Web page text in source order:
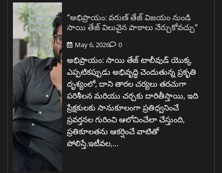
“అభిప్రాయం: వరుణ్ తేజ్ విజయం నుండి
సాయి తేజ్ విలువైన పాఠాలు నేర్చుకోవచ్చు”
May 6, 2026 0
అభిప్రాయం: సాయి తేజ్ టాలీవుడ్ యొక్క
ఎప్పటికప్పుడు అభివృద్ధి చెందుతున్న ప్రకృతి
దృశ్యంలో, దాని తారల చర్యలు తరచుగా
పరిశీలన మరియు చర్చకు దారితీస్తాయి, ఇది
ప్రేక్షకులకు సానుకూలంగా ప్రతిధ్వనించే
ప్రవర్తనల గురించి ఆలోచించేలా చేస్తుంది,
ప్రతికూలతను ఆకర్షించే వాటితో
పోలిస్తే.ఇటీవల,…